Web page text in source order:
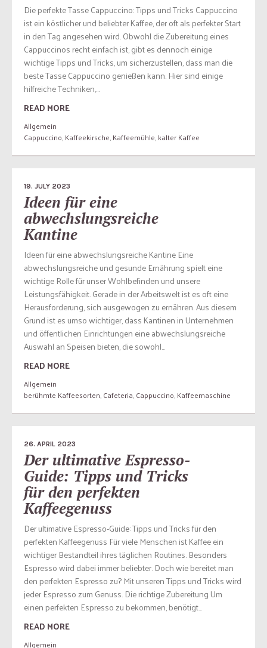
Die perfekte Tasse Cappuccino: Tipps und Tricks Cappuccino
ist ein köstlicher und beliebter Kaffee, der oft als perfekter Start
in den Tag angesehen wird. Obwohl die Zubereitung eines
Cappuccinos recht einfach ist, gibt es dennoch einige
wichtige Tipps und Tricks, um sicherzustellen, dass man die
beste Tasse Cappuccino genießen kann. Hier sind einige
hilfreiche Techniken,...
READ MORE
Allgemein
Cappuccino,Kaffeekirsche,Kaffeemühle,kalter Kaffee
19. JULY 2023
Ideen für eine
abwechslungsreiche
Kantine
Ideen für eine abwechslungsreiche Kantine Eine
abwechslungsreiche und gesunde Ernährung spielt eine
wichtige Rolle für unser Wohlbefinden und unsere
Leistungsfähigkeit. Gerade in der Arbeitswelt ist es oft eine
Herausforderung, sich ausgewogen zu ernähren. Aus diesem
Grund ist es umso wichtiger, dass Kantinen in Unternehmen
und öffentlichen Einrichtungen eine abwechslungsreiche
Auswahl an Speisen bieten, die sowohl...
READ MORE
Allgemein
berühmte Kaffeesorten,Cafeteria,Cappuccino,Kaffeemaschine
26. APRIL 2023
Der ultimative Espresso-
Guide: Tipps und Tricks
für den perfekten
Kaffeegenuss
Der ultimative Espresso-Guide: Tipps und Tricks für den
perfekten Kaffeegenuss Für viele Menschen ist Kaffee ein
wichtiger Bestandteil ihres täglichen Routines. Besonders
Espresso wird dabei immer beliebter. Doch wie bereitet man
den perfekten Espresso zu? Mit unseren Tipps und Tricks wird
jeder Espresso zum Genuss. Die richtige Zubereitung Um
einen perfekten Espresso zu bekommen, benötigt...
READ MORE
Allgemein